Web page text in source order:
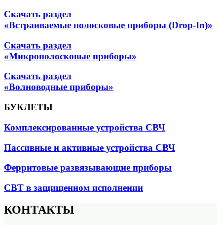
Скачать раздел
«Встраиваемые полосковые приборы (Drop-In)»
Скачать раздел
«Микрополосковые приборы»
Скачать раздел
«Волноводные приборы»
БУКЛЕТЫ
Комплексированные устройства СВЧ
Пассивные и активные устройства СВЧ
Ферритовые развязывающие приборы
СВТ в защищенном исполнении
КОНТАКТЫ